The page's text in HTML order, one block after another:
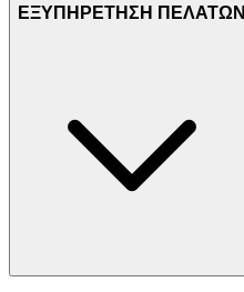
ΕΞΥΠΗΡΕΤΗΣΗ ΠΕΛΑΤΩΝ